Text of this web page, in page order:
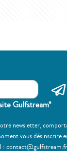
Gulfstream*
newsletter,
vous désinscrire
: contact@gulfstream.fr